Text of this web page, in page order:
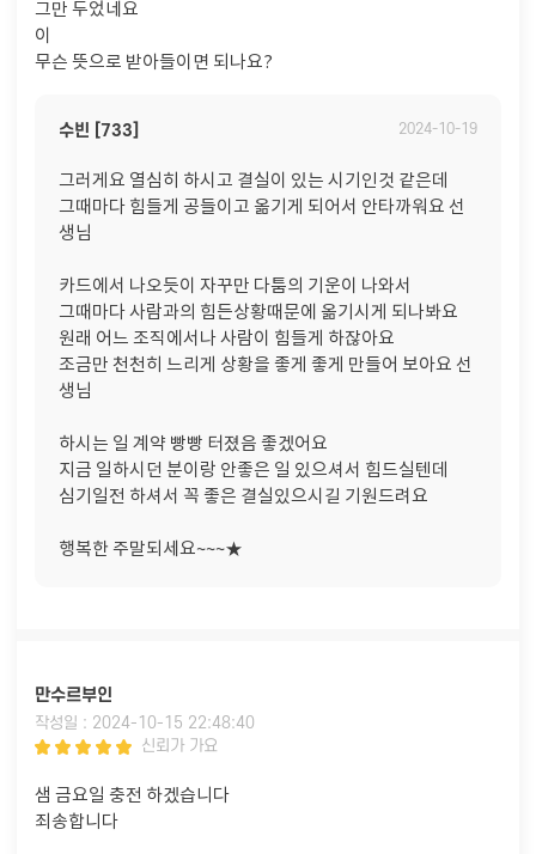
그만 두었네요
이
무슨 뜻으로 받아들이면 되나요?
수빈 [733] 2024-10-19
그러게요 열심히 하시고 결실이 있는 시기인것 같은데
그때마다 힘들게 공들이고 옮기게 되어서 안타까워요 선
생님
카드에서 나오듯이 자꾸만 다툼의 기운이 나와서
그때마다 사람과의 힘든상황때문에 옮기시게 되나봐요
원래 어느 조직에서나 사람이 힘들게 하잖아요
조금만 천천히 느리게 상황을 좋게 좋게 만들어 보아요 선
생님
하시는 일 계약 빵빵 터졌음 좋겠어요
지금 일하시던 분이랑 안좋은 일 있으셔서 힘드실텐데
심기일전 하셔서 꼭 좋은 결실있으시길 기원드려요
행복한 주말되세요~~~★
만수르부인
작성일 : 2024-10-15 22:48:40
신뢰가 가요
샘 금요일 충전 하겠습니다
죄송합니다